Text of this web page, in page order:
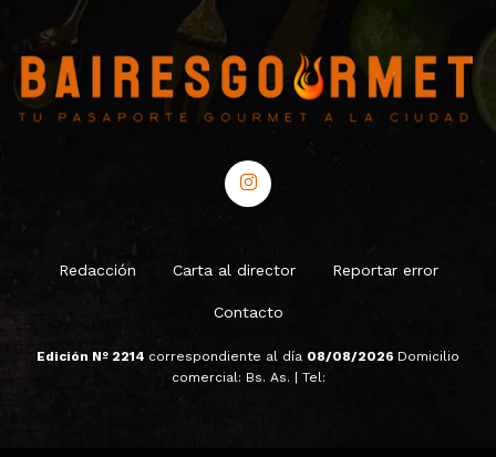
Redacción Carta al director Reportar error
Contacto
Edición Nº 2214 correspondiente al día 08/08/2026 Domicilio
comercial: Bs. As. | Tel: